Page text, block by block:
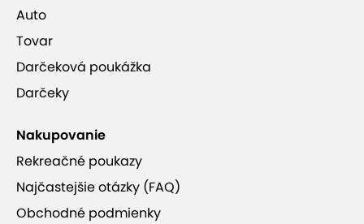
Auto
Tovar
Darčeková poukážka
Darčeky
Nakupovanie
Rekreačné poukazy
Najčastejšie otázky (FAQ)
Obchodné podmienky